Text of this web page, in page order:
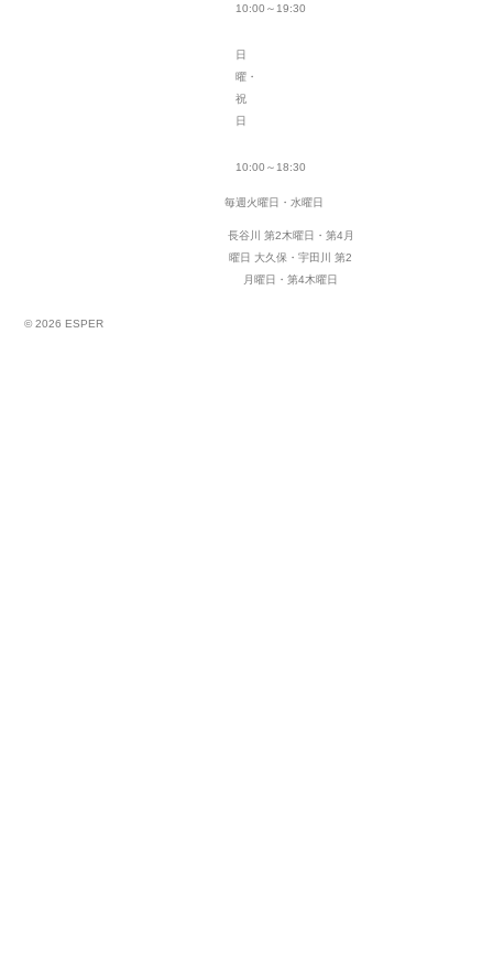
10:00～19:30
日
曜・
祝
日
10:00～18:30
毎週火曜日・水曜日
長谷川 第2木曜日・第4月
曜日 大久保・宇田川 第2
月曜日・第4木曜日
© 2026 ESPER